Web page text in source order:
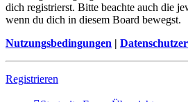
dich registrierst. Bitte beachte auch die
wenn du dich in diesem Board bewegst.
Nutzungsbedingungen |
Registrieren